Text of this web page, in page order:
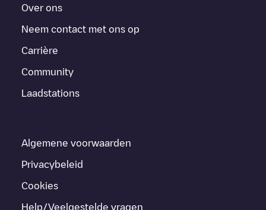
Over ons
Neem contact met ons op
Carrière
Community
Laadstations
Algemene voorwaarden
Privacybeleid
Cookies
Help/Veelgestelde vragen